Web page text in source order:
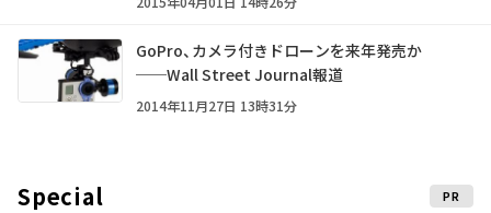
GoPro、カメラ付きドローンを来年発売か
──Wall Street Journal報道
2014年11月27日 13時31分
Special PR